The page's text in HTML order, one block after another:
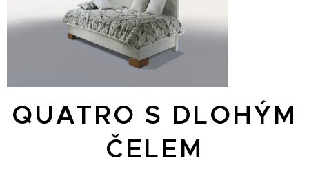
QUATRO S DLOHÝM
ČELEM